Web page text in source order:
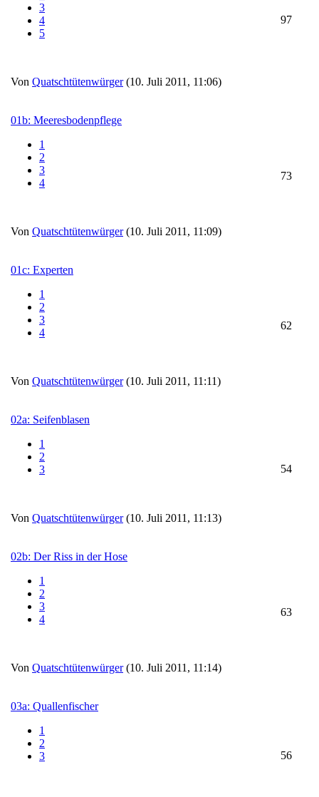
3
4
5
Von Quatschtütenwürger(10. Juli 2011, 11:06)
97
01b: Meeresbodenpflege
1
2
3
4
Von Quatschtütenwürger(10. Juli 2011, 11:09)
73
01c: Experten
1
2
3
4
Von Quatschtütenwürger(10. Juli 2011, 11:11)
62
02a: Seifenblasen
1
2
3
Von Quatschtütenwürger(10. Juli 2011, 11:13)
54
02b: Der Riss in der Hose
1
2
3
4
Von Quatschtütenwürger(10. Juli 2011, 11:14)
63
03a: Quallenfischer
1
2
3
56